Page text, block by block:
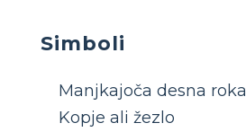
Simboli
Manjkajoča desna roka
Kopje ali žezlo